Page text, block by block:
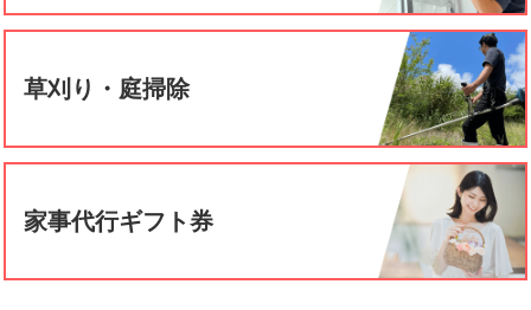
草刈り・庭掃除
家事代行ギフト券